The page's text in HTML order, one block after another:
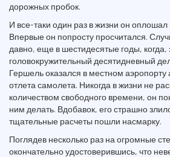
дорожных пробок.
И все-таки один раз в жизни он
Впервые он попросту просчитался.
давно, еще в шестидесятые годы,
головокружительный десятидневный
Гершель оказался в местном аэропорту
отлета самолета. Никогда в жизни не
количеством свободного времени, он
ним делать. Вдобавок, его страшно
тщательные расчеты пошли насмарку.
Поглядев несколько раз на огромные
окончательно удостоверившись, что